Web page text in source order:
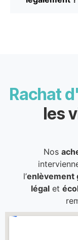
Rachat
les
Nos
l’enlèvement
légalet